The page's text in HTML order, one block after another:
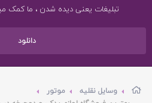
تبلیغات یعنی دیده شدن ، ما کمک
دانلود
وسایل نقلیه
موتور